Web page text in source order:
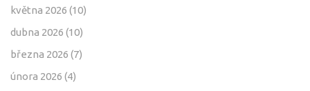
května 2026 (10)
dubna 2026 (10)
března 2026 (7)
února 2026 (4)